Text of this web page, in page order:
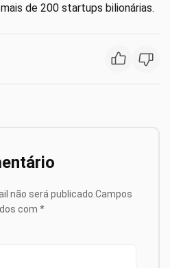
de 200 startups bilionárias.
não será publicado. Campos
com *